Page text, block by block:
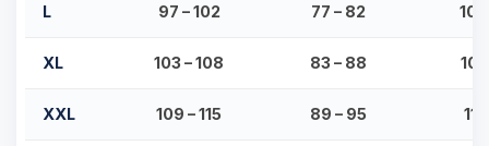
L 97 – 102 77 – 82 103
XL 103 – 108 83 – 88 109
XXL 109 – 115 89 – 95